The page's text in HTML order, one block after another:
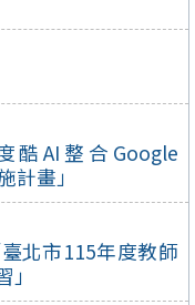
酷AI整合Google
畫」
北市115年度教師